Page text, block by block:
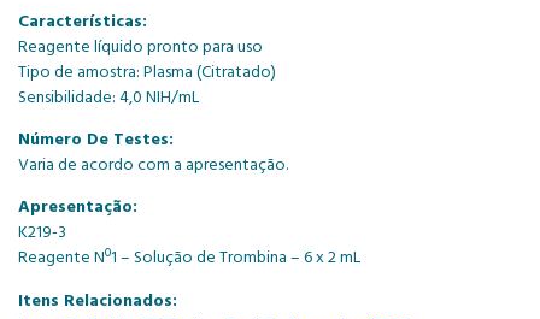
Características:
Reagente líquido pronto para uso
Tipo de amostra: Plasma (Citratado)
Sensibilidade: 4,0 NIH/mL
Número De Testes:
Varia de acordo com a apresentação.
Apresentação:
K219-3
Reagente Nº1 – Solução de Trombina – 6 x 2 mL
Itens Relacionados: